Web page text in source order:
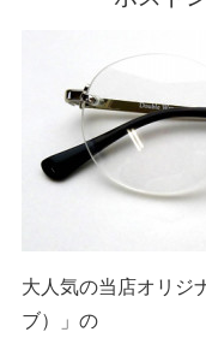
大人気の当店オリジ
ブ）」の